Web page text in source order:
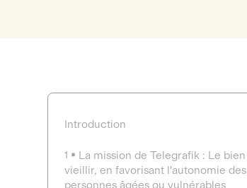
Introduction
1
La mission de Telegrafik : Le bien
vieillir, en favorisant l'autonomie des
personnes âgées ou vulnérables